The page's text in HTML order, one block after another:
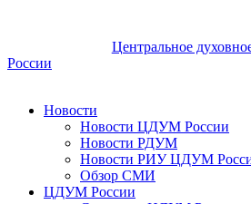
Центральное
России
Новости
Новости ЦДУМ России
Новости РДУМ
Новости РИУ ЦДУМ
Обзор СМИ
ЦДУМ России